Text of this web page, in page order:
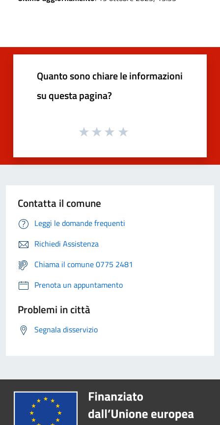
Quanto sono chiare le informazioni
su questa pagina?
Contatta il comune
Leggi le domande frequenti
Richiedi Assistenza
Chiama il comune 0775 2481
Prenota un appuntamento
Problemi in città
Segnala disservizio